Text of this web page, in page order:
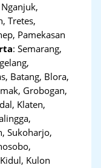
Tretes,
Pamekasan
:Semarang,
Batang, Blora,
Grobogan,
Klaten,
Sukoharjo,
Kulon